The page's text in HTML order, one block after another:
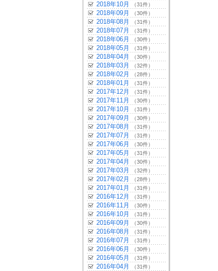
2018年10月 （31件）
2018年09月 （30件）
2018年08月 （31件）
2018年07月 （31件）
2018年06月 （30件）
2018年05月 （31件）
2018年04月 （30件）
2018年03月 （32件）
2018年02月 （28件）
2018年01月 （31件）
2017年12月 （31件）
2017年11月 （30件）
2017年10月 （31件）
2017年09月 （30件）
2017年08月 （31件）
2017年07月 （31件）
2017年06月 （30件）
2017年05月 （31件）
2017年04月 （30件）
2017年03月 （32件）
2017年02月 （28件）
2017年01月 （31件）
2016年12月 （31件）
2016年11月 （30件）
2016年10月 （31件）
2016年09月 （30件）
2016年08月 （31件）
2016年07月 （31件）
2016年06月 （30件）
2016年05月 （31件）
2016年04月 （31件）